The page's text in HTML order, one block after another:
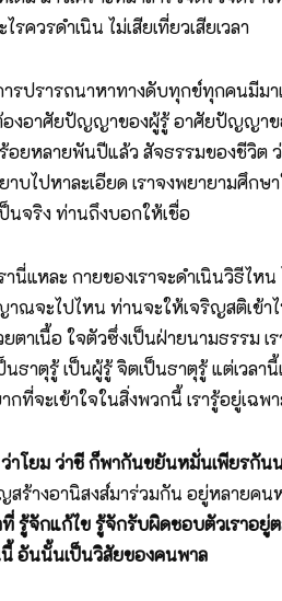
รควรดำเนิน ไม่เสียเที่ยวเสียเวลา
ารปรารถนาหาทางดับทุกข์ทุกคนมีม
องอาศัยปัญญาของผู้รู้ อาศัยปัญญา
ยหลายพันปีแล้ว สัจธรรมของชีวิต
บไปหาละเอียด เราจงพยายามศึก
นจริง ท่านถึงบอกให้เชื่อ
นี่แหละ กายของเราจะดำเนินวิธีไหน
ณจะไปไหน ท่านจะให้เจริญสติเข้าไ
ตาเนื้อ ใจตัวซึ่งเป็นฝ่ายนามธรรม เ
ธาตุรู้ เป็นผู้รู้ จิตเป็นธาตุรู้ แต่เวลานี้
กที่จะเข้าใจในสิ่งพวกนี้ เรารู้อยู่เฉพ
ว่าโยม ว่าชี ก็พากันขยันหมั่นเพียรกัน
สร้างอานิสงส์มาร่วมกัน อยู่หลายค
รู้จักแก้ไข รู้จักรับผิดชอบตัวเราอยู่ต
อันนั้นเป็นวิสัยของคนพาล